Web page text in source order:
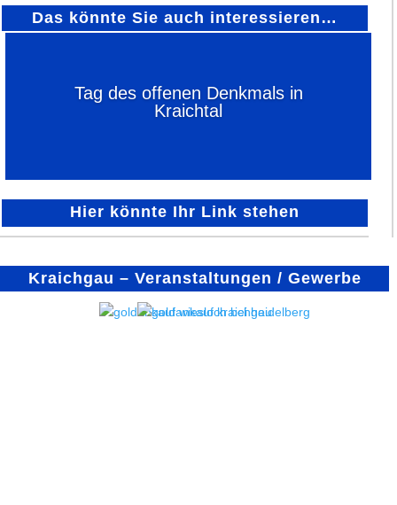
Das könnte Sie auch interessieren…
Tag des offenen Denkmals in
Kraichtal
Hier könnte Ihr Link stehen
Kraichgau – Veranstaltungen / Gewerbe